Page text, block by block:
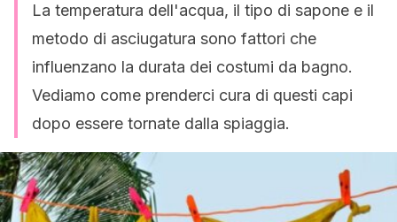
La temperatura dell'acqua, il tipo di sapone e il
metodo di asciugatura sono fattori che
influenzano la durata dei costumi da bagno.
Vediamo come prenderci cura di questi capi
dopo essere tornate dalla spiaggia.